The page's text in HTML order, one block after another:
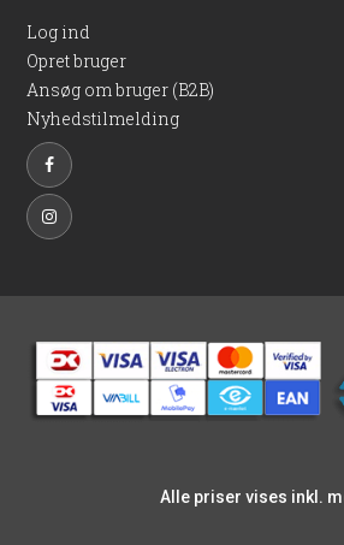
Log ind
Opret bruger
Ansøg om bruger (B2B)
Nyhedstilmelding
Alle priser vises inkl.